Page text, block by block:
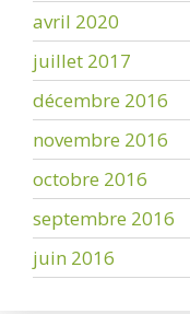
avril 2020
juillet 2017
décembre 2016
novembre 2016
octobre 2016
septembre 2016
juin 2016